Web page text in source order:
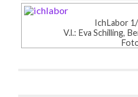
IchLabor
V.l.: Eva Schilling,